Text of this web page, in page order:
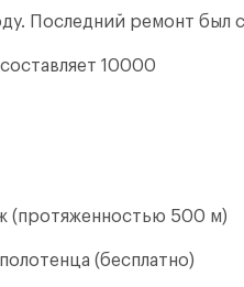
Последний ремонт был
10000
(протяженностью 500 м)
(бесплатно)